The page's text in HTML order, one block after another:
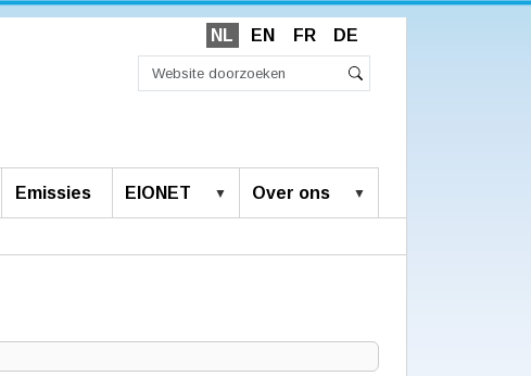
NL EN FR DE
Emissies EIONET Over ons